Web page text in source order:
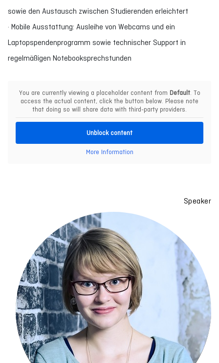
sowie den Austausch zwischen Studierenden erleichtert
· Mobile Ausstattung: Ausleihe von Webcams und ein
Laptopspendenprogramm sowie technischer Support in
regelmäßigen Notebooksprechstunden
You are currently viewing a placeholder content from Default. To
access the actual content, click the button below. Please note
that doing so will share data with third-party providers.
Unblock content
More Information
Speaker